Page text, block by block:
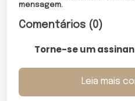
mensagem.
Comentários (0)
Torne-se um
Leia mais